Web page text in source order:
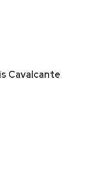
Cavalcante